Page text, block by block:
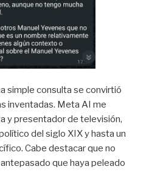
simple consulta se convirtió
inventadas. Meta AI me
y presentador de televisión,
del siglo XIX y hasta un
Cabe destacar que no
que haya peleado